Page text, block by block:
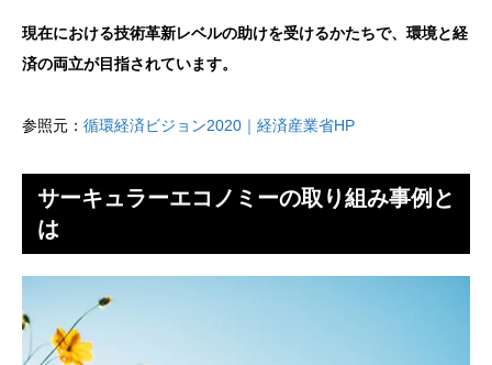
現在における技術革新レベルの助けを受けるかたちで、環境と経
済の両立が目指されています。
参照元： 循環経済ビジョン2020｜経済産業省HP
サーキュラーエコノミーの取り組み事例と
は